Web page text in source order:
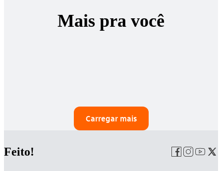
Mais pra você
Carregar mais
Feito!